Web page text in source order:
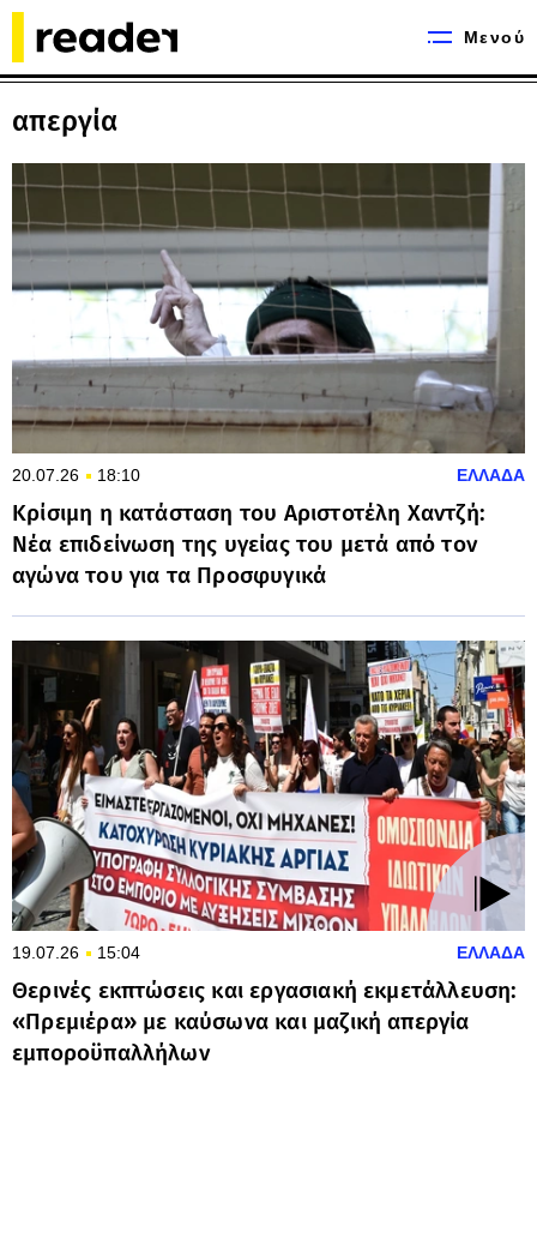
Μενού
απεργία
20.07.26 18:10 ΕΛΛΑΔΑ
Κρίσιμη η κατάσταση του Αριστοτέλη Χαντζή:
Νέα επιδείνωση της υγείας του μετά από τον
αγώνα του για τα Προσφυγικά
19.07.26 15:04 ΕΛΛΑΔΑ
Θερινές εκπτώσεις και εργασιακή εκμετάλλευση:
«Πρεμιέρα» με καύσωνα και μαζική απεργία
εμποροϋπαλλήλων